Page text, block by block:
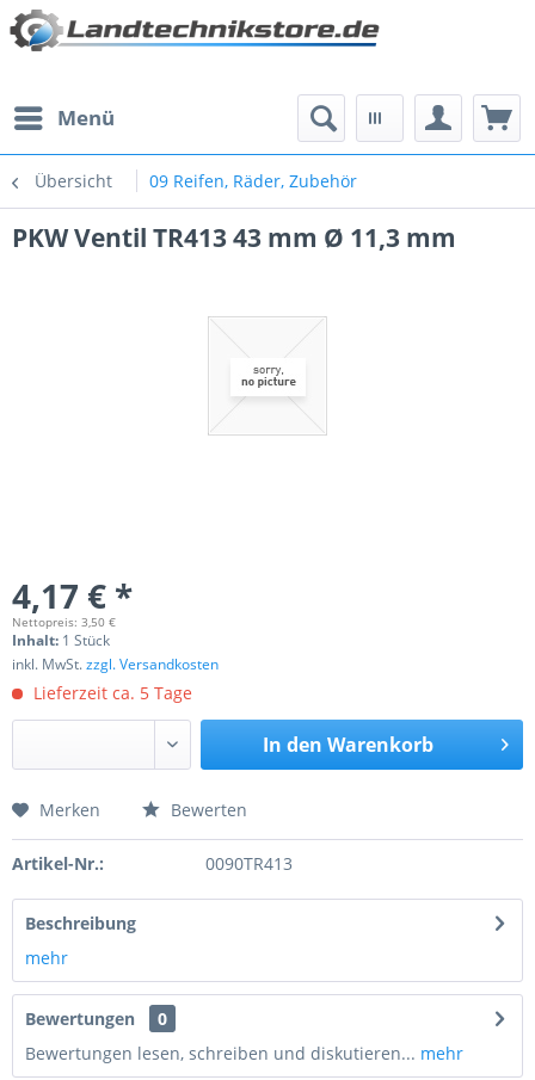
Menü
Übersicht 09 Reifen, Räder, Zubehör
PKW Ventil TR413 43 mm Ø 11,3 mm
4,17 € *
Nettopreis: 3,50 €
Inhalt: 1 Stück
inkl. MwSt.zzgl. Versandkosten
Lieferzeit ca. 5 Tage
In den Warenkorb
Preis anfragen
Merken Bewerten
Artikel-Nr.: 0090TR413
Beschreibung
mehr
Bewertungen
0
Bewertungen lesen, schreiben und diskutieren... mehr